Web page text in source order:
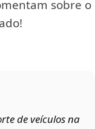
sobre o
de veículos na